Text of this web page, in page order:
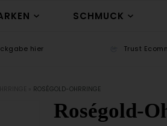
SCHMUCK
hier Trust
ROSÉGOLD-OHRRINGE
Roségold-